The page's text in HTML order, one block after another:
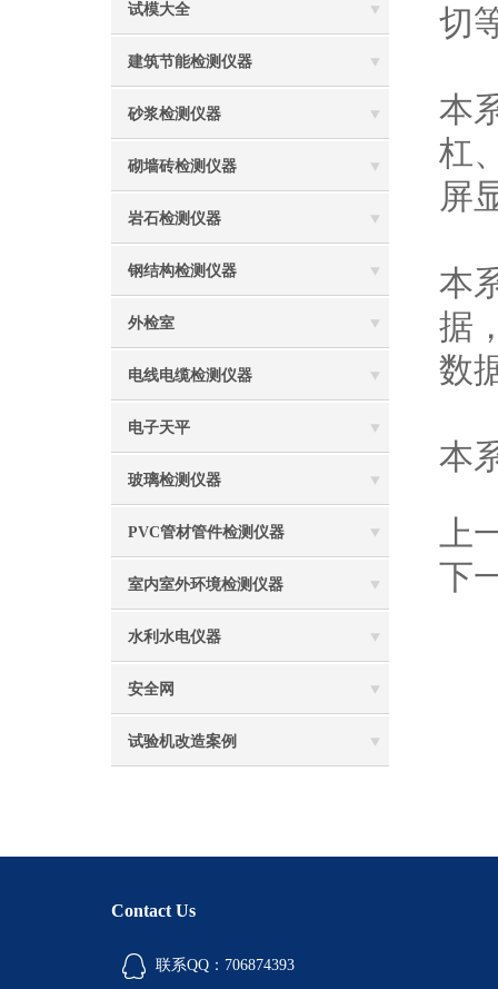
试模大全
建筑节能检测仪器
砂浆检测仪器
砌墙砖检测仪器
岩石检测仪器
钢结构检测仪器
外检室
电线电缆检测仪器
电子天平
玻璃检测仪器
PVC管材管件检测仪器
室内室外环境检测仪器
水利水电仪器
安全网
试验机改造案例
切
本
杠
屏
本
据
数
本
上
下
Contact Us
联系QQ：706874393